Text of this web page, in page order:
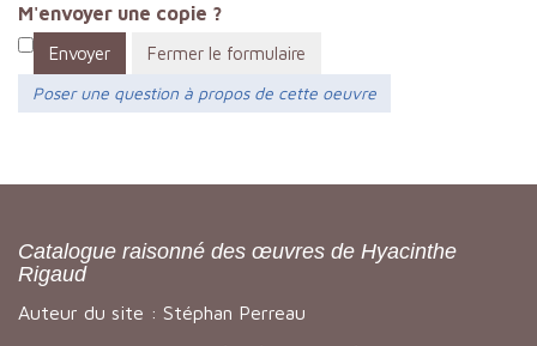
M'envoyer une copie ?
Envoyer
Fermer le formulaire
Poser une question à propos de cette oeuvre
Catalogue raisonné des œuvres de Hyacinthe
Rigaud
Auteur du site : Stéphan Perreau